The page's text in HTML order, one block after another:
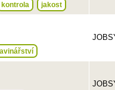
kontrola jakost